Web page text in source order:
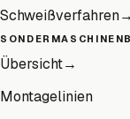
Schweißverfahren→
Übersicht→
Montagelinien